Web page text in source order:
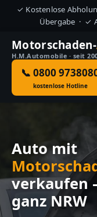
✓ Kostenlose
Übergabe · ✓
Motorschaden-
H.M.Automobile · seit
📞 0800
kostenlose Hotline
Auto mit
verkaufen
ganz NRW